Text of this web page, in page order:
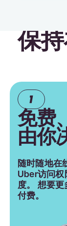
保
免费
由你
随时随地在
Uber访问权
度。 想要
付费。